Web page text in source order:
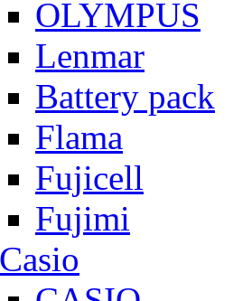
OLYMPUS
Lenmar
Battery pack
Flama
Fujicell
Fujimi
Casio